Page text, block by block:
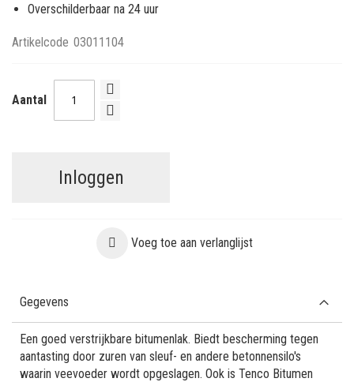
Overschilderbaar na 24 uur
Artikelcode 03011104
Aantal
Inloggen
Voeg toe aan verlanglijst
Gegevens
Een goed verstrijkbare bitumenlak. Biedt bescherming tegen
aantasting door zuren van sleuf- en andere betonnensilo's
waarin veevoeder wordt opgeslagen. Ook is Tenco Bitumen